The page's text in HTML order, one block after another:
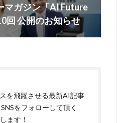
マガジン「AI Future
回 公開のお知らせ
を飛躍させる最新AI記事
をフォローして頂く
ます！